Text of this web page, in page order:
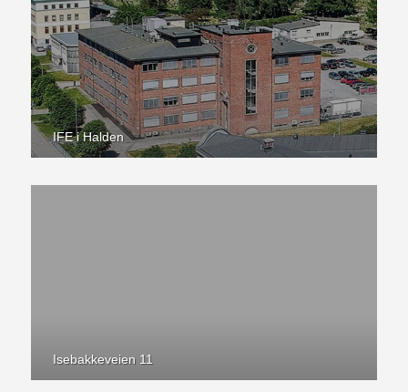
IFE i Halden
Isebakkeveien 11